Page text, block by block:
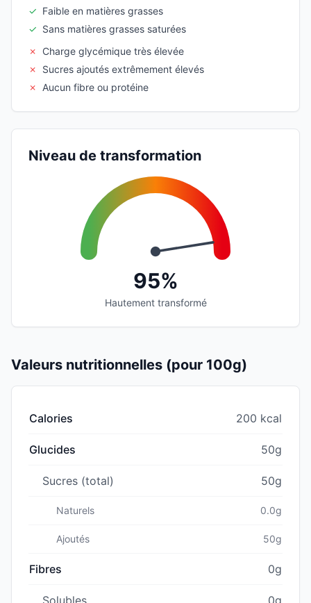
✓ Faible en matières grasses
✓ Sans matières grasses saturées
✗
Charge glycémique très élevée
✗
Sucres ajoutés extrêmement élevés
✗
Aucun fibre ou protéine
Niveau de transformation
95%
Hautement transformé
Valeurs nutritionnelles (pour 100g)
Calories 200 kcal
Glucides 50g
Sucres (total) 50g
Naturels 0.0g
Ajoutés 50g
Fibres 0g
Solubles 0g